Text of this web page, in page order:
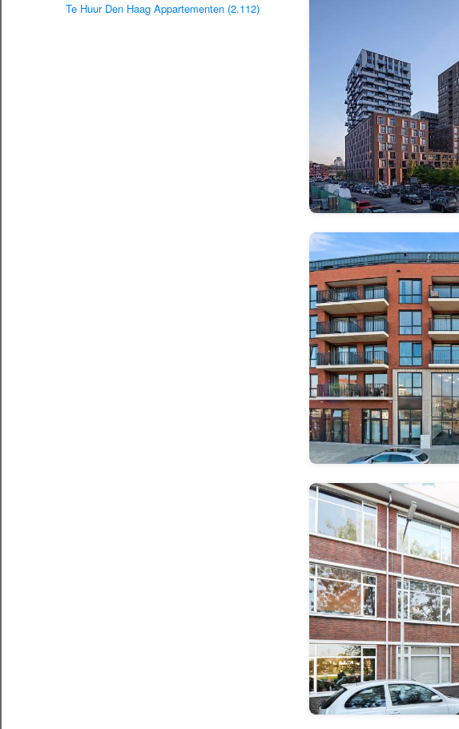
Te Huur Den Haag Appartementen (2.112)